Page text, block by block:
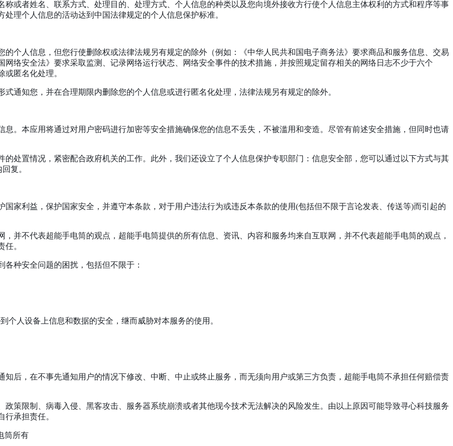
或者姓名、联系方式、处理目的、处理方式、个人信息的种类以及您向境外接收方行使个人信息主体权利的方式和程序等事
理个人信息的活动达到中国法律规定的个人信息保护标准。
个人信息，但您行使删除权或法律法规另有规定的除外（例如：《中华人民共和国电子商务法》要求商品和服务信息、交易
络安全法》要求采取监测、记录网络运行状态、网络安全事件的技术措施，并按照规定留存相关的网络日志不少于六个
匿名化处理。
通知您，并在合理期限内删除您的个人信息或进行匿名化处理，法律法规另有规定的除外。
。本应用将通过对用户密码进行加密等安全措施确保您的信息不丢失，不被滥用和变造。尽管有前述安全措施，但同时也请
处置情况，紧密配合政府机关的工作。此外，我们还设立了个人信息保护专职部门：信息安全部，您可以通过以下方式与其
复。
家利益，保护国家安全，并遵守本条款，对于用户违法行为或违反本条款的使用(包括但不限于言论发表、传送等)而引起的
并不代表超能手电筒的观点，超能手电筒提供的所有信息、资讯、内容和服务均来自互联网，并不代表超能手电筒的观点，
。
种安全问题的困扰，包括但不限于：
个人设备上信息和数据的安全，继而威胁对本服务的使用。
后，在不事先通知用户的情况下修改、中断、中止或终止服务，而无须向用户或第三方负责，超能手电筒不承担任何赔偿责
策限制、病毒入侵、黑客攻击、服务器系统崩溃或者其他现今技术无法解决的风险发生。由以上原因可能导致寻心科技服务
承担责任。
筒所有